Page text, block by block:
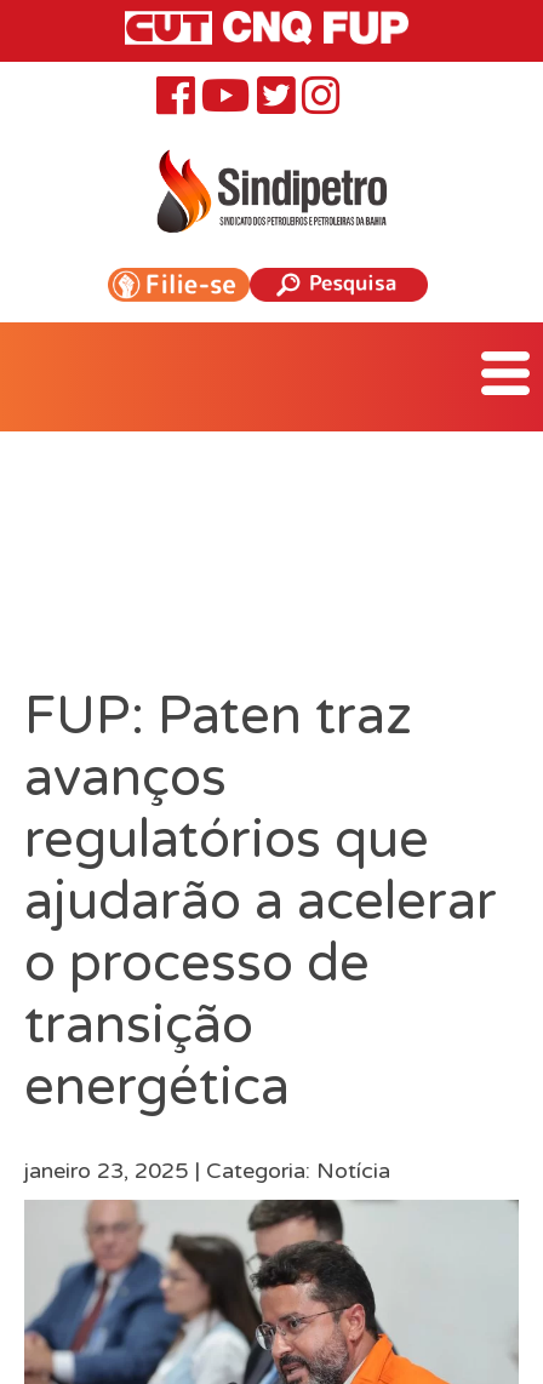
FUP: Paten traz
avanços
regulatórios que
ajudarão a acelerar
o processo de
transição
energética
janeiro 23, 2025 | Categoria: Notícia